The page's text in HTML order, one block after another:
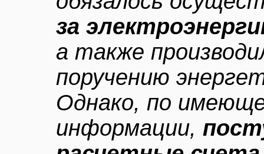
за
а также
поручению
Однако, по
информации,